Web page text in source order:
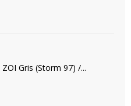
Gris (Storm 97) /...